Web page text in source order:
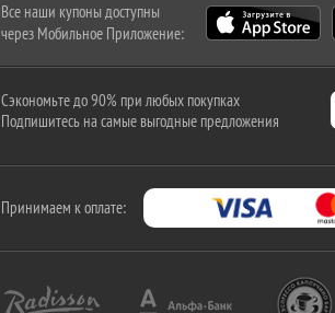
Все наши купоны доступны
через Мобильное Приложение:
Сэкономьте до 90% при любых покупках
Подпишитесь на самые выгодные предложения
Принимаем к оплате: